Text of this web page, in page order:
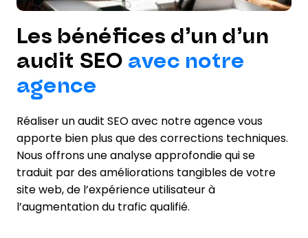
Les bénéfices d’un d’un
audit SEO avec notre
agence
Réaliser un audit SEO avec notre agence vous
apporte bien plus que des corrections techniques.
Nous offrons une analyse approfondie qui se
traduit par des améliorations tangibles de votre
site web, de l’expérience utilisateur à
l’augmentation du trafic qualifié.